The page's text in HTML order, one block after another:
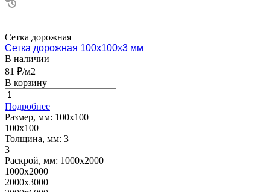
Сетка дорожная
Сетка дорожная 100х100х3 мм
В наличии
81 ₽/м2
В корзину
Подробнее
Размер, мм: 100х100
100х100
Толщина, мм: 3
3
Раскрой, мм: 1000х2000
1000х2000
2000х3000